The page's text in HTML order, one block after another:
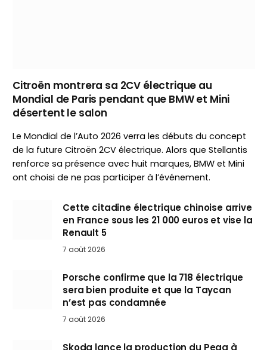
Citroën montrera sa 2CV électrique au
Mondial de Paris pendant que BMW et Mini
désertent le salon
Le Mondial de l’Auto 2026 verra les débuts du concept
de la future Citroën 2CV électrique. Alors que Stellantis
renforce sa présence avec huit marques, BMW et Mini
ont choisi de ne pas participer à l’événement.
Cette citadine électrique chinoise arrive
en France sous les 21 000 euros et vise la
Renault 5
7 août 2026
Porsche confirme que la 718 électrique
sera bien produite et que la Taycan
n’est pas condamnée
7 août 2026
Skoda lance la production du Peaq à